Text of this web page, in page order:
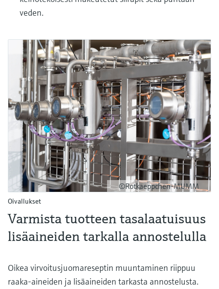
veden.
©Rotkaeppchen-MUMM
Oivallukset
Varmista tuotteen tasalaatuisuus
lisäaineiden tarkalla annostelulla
Oikea virvoitusjuomareseptin muuntaminen riippuu
raaka-aineiden ja lisäaineiden tarkasta annostelusta.